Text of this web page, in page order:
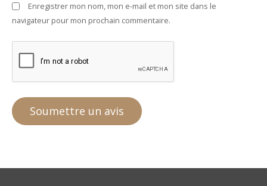
Enregistrer mon nom, mon e-mail et mon site dans le
navigateur pour mon prochain commentaire.